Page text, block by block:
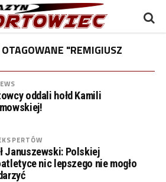
"REMIGIUSZ
oddali hołd Kamili
Januszewski: Polskiej
nic lepszego nie mogło